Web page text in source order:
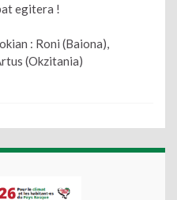
egitera !
: Roni (Baiona),
(Okzitania)